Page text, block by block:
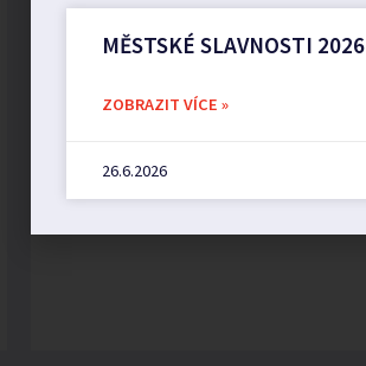
MĚSTSKÉ SLAVNOSTI 2026
ZOBRAZIT VÍCE »
26.6.2026